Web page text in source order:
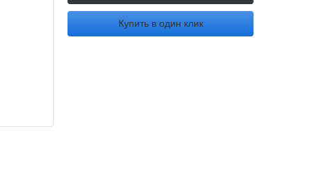
Купить в один клик